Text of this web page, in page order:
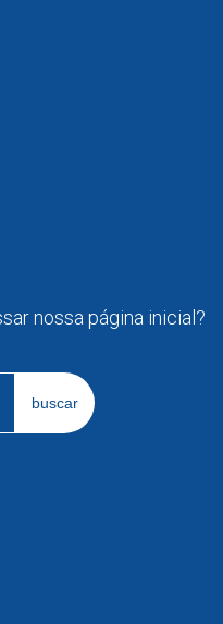
nossa página inicial?